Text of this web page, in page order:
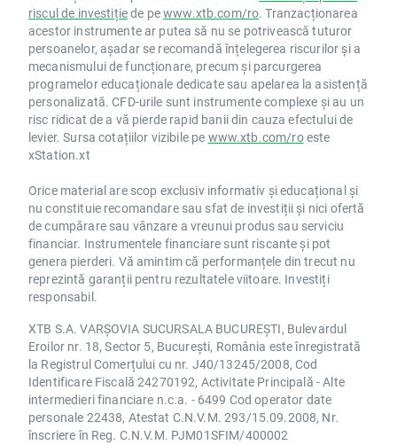
riscul de investițiede pewww.xtb.com/ro. Tranzacționarea
acestor instrumente ar putea să nu se potrivească tuturor
persoanelor, așadar se recomandă înțelegerea riscurilor și a
mecanismului de funcționare, precum și parcurgerea
programelor educaționale dedicate sau apelarea la asistență
personalizată. CFD-urile sunt instrumente complexe și au un
risc ridicat de a vă pierde rapid banii din cauza efectului de
levier. Sursa cotațiilor vizibile pe www.xtb.com/roeste
xStation.xt
Orice material are scop exclusiv informativ și educațional și
nu constituie recomandare sau sfat de investiții și nici ofertă
de cumpărare sau vânzare a vreunui produs sau serviciu
financiar. Instrumentele financiare sunt riscante și pot
genera pierderi. Vă amintim că performanțele din trecut nu
reprezintă garanții pentru rezultatele viitoare. Investiți
responsabil.
XTB S.A. VARȘOVIA SUCURSALA BUCUREȘTI, Bulevardul
Eroilor nr. 18, Sector 5, București, România este înregistrată
la Registrul Comerțului cu nr. J40/13245/2008, Cod
Identificare Fiscală 24270192, Activitate Principală - Alte
intermedieri financiare n.c.a. - 6499 Cod operator date
personale 22438, Atestat C.N.V.M. 293/15.09.2008, Nr.
înscriere în Reg. C.N.V.M. PJM01SFIM/400002